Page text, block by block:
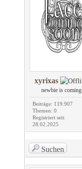
xyrixas
newbie is coming
Beiträge: 119.907
Themen: 0
Registriert seit:
28.02.2025
Suchen